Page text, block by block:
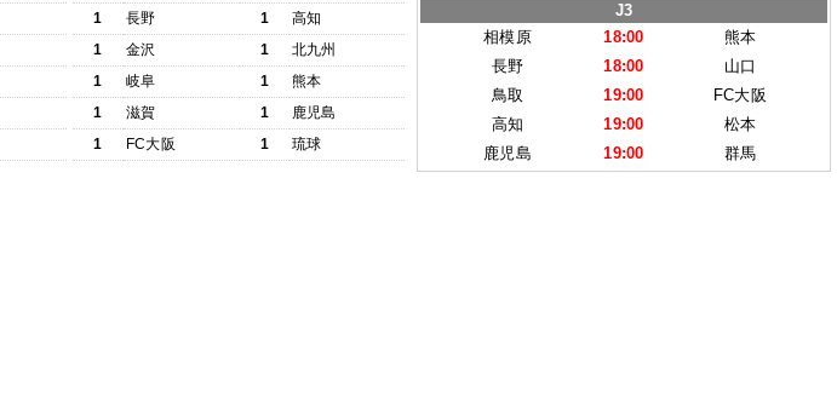
1
長野 1
高知
1
金沢 1
北九州
1
岐阜 1
熊本
1
滋賀 1
鹿児島
1
FC大阪 1 琉球
J3
相模原
18:00
熊本
長野
18:00
山口
鳥取
19:00
FC大阪
高知
19:00
松本
鹿児島
19:00 群馬